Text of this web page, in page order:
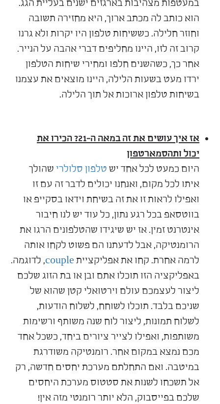
במעטפות מצהיבות בארגזים ישנים בעליית הגג.
הוא כותב לה מכתב ארוך, היא מחזירה תשובה
וחוזר חלילה. כששיחות טלפון היו יקרות ולא גרנו
קרוב זה לזו, היינו מחליפים דברי אהבה על הנייר.
אחר כך, כשהשנים חלפו ומחירי שיחות הטלפון
ירדו מעט בשעות הלילה, היינו מוצאים את עצמנו
בשיחות טלפון ארוכות אל תוך הלילה.
אז איך עושים את זה במאה ה-21? הכירו את
יכול ותהסמארטפון
היום כמעט לכל אחד יש טלפון סלולרי שהולך
איתו לכל מקום, ואנחנו יכולים לדבר זה עם זו
ואפילו לראות זו את זה בשיחת וידאו בסקייפ או
בווטסאפ בכל רגע נתון, כל עוד יש לנו חיבור
אינטרנט זמין. אז יש שיגידו שהטלפונים הרגו את
הרומנטיקה, אבל לדעתנו הם פשוט לקחו אותה
לרמה אחרת. קחו את אפליקציית couple, לדוגמה.
באפליקציה הזו תוכלו אתם ובן או בת הזוג שלכם
ליצור לעצמכם עולם וירטואלי קטן שהוא של
שניכם בלבד. תוכלו לשוחח, לשלוח הודעות,
לשלוח תמונות, ליצור לוח שנה משותף ורשימות
משותפות, ואפילו לצייר ציורים ביחד, כשכל אחד
מכם נמצא במקום אחר. רומנטיקה משודרגת
במיטבה. ואם התחלתם מערכת יחסים חדשה, רק
אל תשכחו לשנות את סטטוס מערכת היחסים
שלכם בפייסבוק, הלא יותר רומנטי מזה אין!